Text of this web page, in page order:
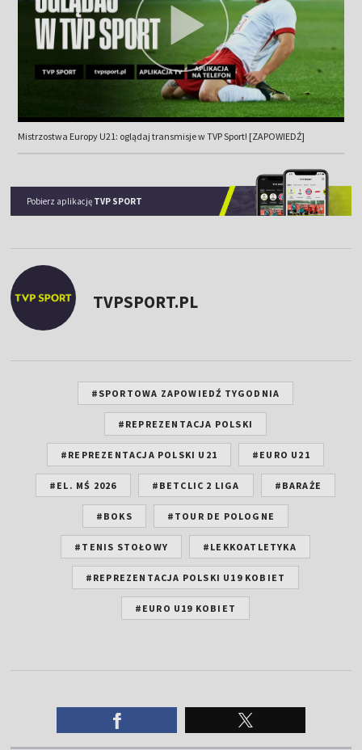
Mistrzostwa Europy U21: oglądaj transmisje w TVP Sport! [ZAPOWIEDŹ]
Pobierz aplikację TVP SPORT
TVPSPORT.PL
#SPORTOWA ZAPOWIEDŹ TYGODNIA
#REPREZENTACJA POLSKI
#REPREZENTACJA POLSKI U21 #EURO U21
#EL. MŚ 2026 #BETCLIC 2 LIGA #BARAŻE
#BOKS #TOUR DE POLOGNE
#TENIS STOŁOWY #LEKKOATLETYKA
#REPREZENTACJA POLSKI U19 KOBIET
#EURO U19 KOBIET